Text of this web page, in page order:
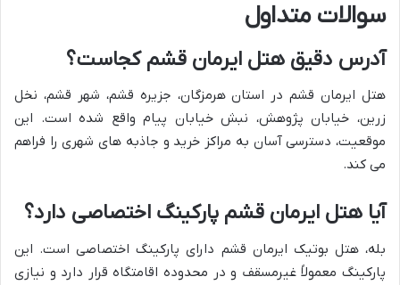
سوالات متداول
آدرس دقیق هتل ایرمان قشم کجاست؟
هتل ایرمان قشم در استان هرمزگان، جزیره قشم، شهر قشم، نخل
زرین، خیابان پژوهش، نبش خیابان پیام واقع شده است. این
موقعیت، دسترسی آسان به مراکز خرید و جاذبه های شهری را فراهم
می کند.
آیا هتل ایرمان قشم پارکینگ اختصاصی دارد؟
بله، هتل بوتیک ایرمان قشم دارای پارکینگ اختصاصی است. این
پارکینگ معمولاً غیرمسقف و در محدوده اقامتگاه قرار دارد و نیازی